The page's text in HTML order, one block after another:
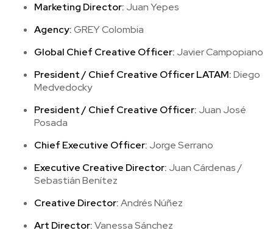
Marketing Director: Juan Yepes
Agency:GREY Colombia
Global Chief Creative Officer: Javier Campopiano
President / Chief Creative Officer LATAM:Diego
Medvedocky
President / Chief Creative Officer: Juan José
Posada
Chief Executive Officer: Jorge Serrano
Executive Creative Director: Juan Cárdenas /
Sebastián Benítez
Creative Director:Andrés Núñez
Art Director:Vanessa Sánchez